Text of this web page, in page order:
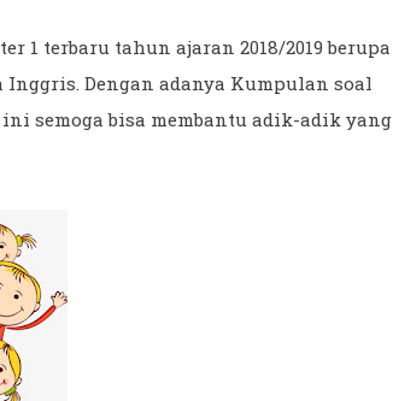
1 terbaru tahun ajaran 2018/2019 berupa
Inggris. Dengan adanya Kumpulan soal
semoga bisa membantu adik-adik yang